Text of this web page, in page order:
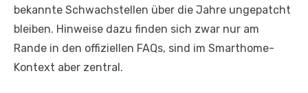
bekannte Schwachstellen über die Jahre ungepatcht
bleiben. Hinweise dazu finden sich zwar nur am
Rande in den offiziellen FAQs, sind im Smarthome-
Kontext aber zentral.